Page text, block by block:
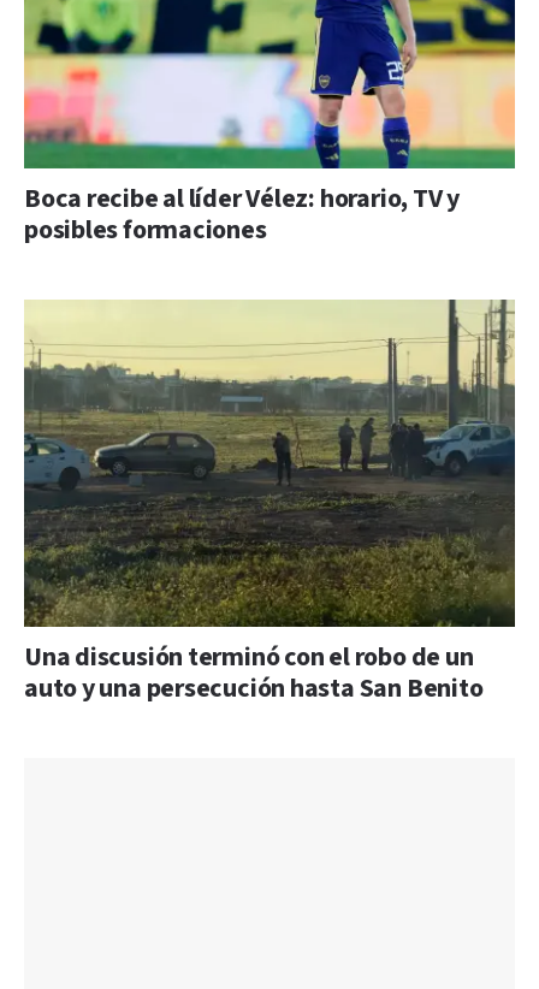
Boca recibe al líder Vélez: horario, TV y
posibles formaciones
Una discusión terminó con el robo de un
auto y una persecución hasta San Benito